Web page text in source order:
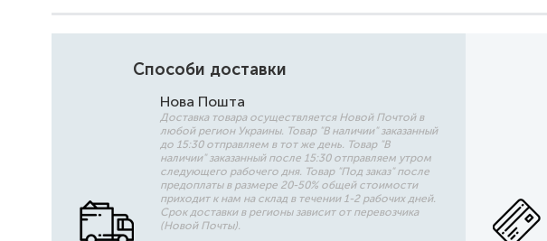
Способи доставки
Нова Пошта
Доставка товара осуществляется Новой Почтой в
любой регион Украины. Товар "В наличии" заказанный
до 15:30 отправляем в тот же день. Товар "В
наличии" заказанный после 15:30 отправляем утром
следующего рабочего дня. Товар "Под заказ" после
предоплаты в размере 20-50% общей стоимости
приходит к нам на склад в течении 1-2 рабочих дней.
Срок доставки в регионы зависит от перевозчика
(Новой Почты).